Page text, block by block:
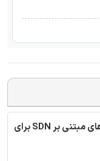
ترجمه مقاله امنیت انتقال داده های مبتنی بر SDN برای